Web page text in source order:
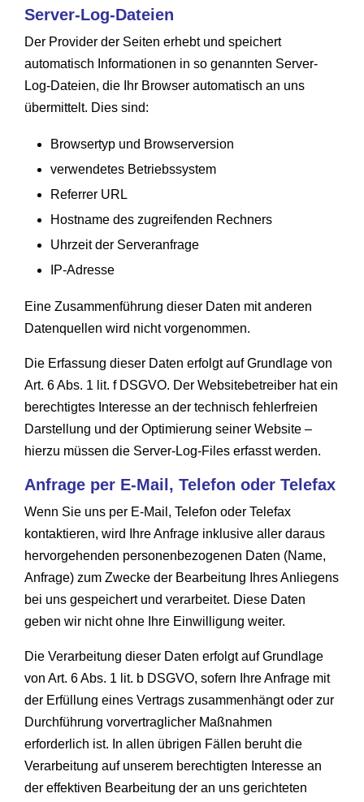
Server-Log-Dateien
Der Provider der Seiten erhebt und speichert
automatisch Informationen in so genannten Server-
Log-Dateien, die Ihr Browser automatisch an uns
übermittelt. Dies sind:
Browsertyp und Browserversion
verwendetes Betriebssystem
Referrer URL
Hostname des zugreifenden Rechners
Uhrzeit der Serveranfrage
IP-Adresse
Eine Zusammenführung dieser Daten mit anderen
Datenquellen wird nicht vorgenommen.
Die Erfassung dieser Daten erfolgt auf Grundlage von
Art. 6 Abs. 1 lit. f DSGVO. Der Websitebetreiber hat ein
berechtigtes Interesse an der technisch fehlerfreien
Darstellung und der Optimierung seiner Website –
hierzu müssen die Server-Log-Files erfasst werden.
Anfrage per E-Mail, Telefon oder Telefax
Wenn Sie uns per E-Mail, Telefon oder Telefax
kontaktieren, wird Ihre Anfrage inklusive aller daraus
hervorgehenden personenbezogenen Daten (Name,
Anfrage) zum Zwecke der Bearbeitung Ihres Anliegens
bei uns gespeichert und verarbeitet. Diese Daten
geben wir nicht ohne Ihre Einwilligung weiter.
Die Verarbeitung dieser Daten erfolgt auf Grundlage
von Art. 6 Abs. 1 lit. b DSGVO, sofern Ihre Anfrage mit
der Erfüllung eines Vertrags zusammenhängt oder zur
Durchführung vorvertraglicher Maßnahmen
erforderlich ist. In allen übrigen Fällen beruht die
Verarbeitung auf unserem berechtigten Interesse an
der effektiven Bearbeitung der an uns gerichteten